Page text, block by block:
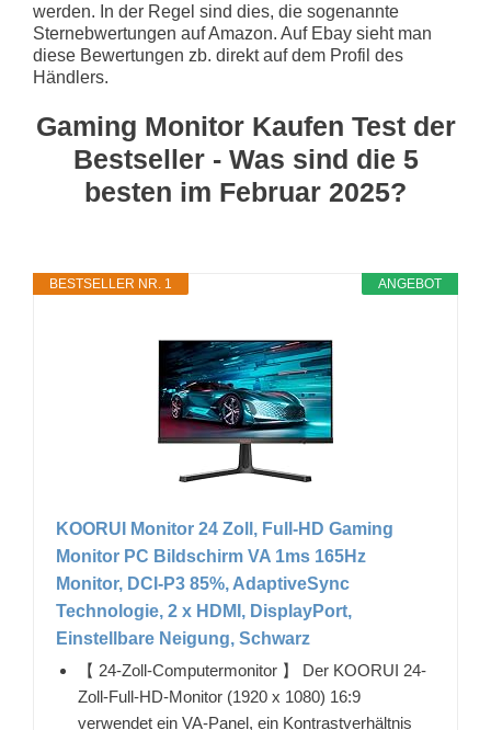
werden. In der Regel sind dies, die sogenannte
Sternebwertungen auf Amazon. Auf Ebay sieht man
diese Bewertungen zb. direkt auf dem Profil des
Händlers.
Gaming Monitor Kaufen Test der
Bestseller - Was sind die 5
besten im Februar 2025?
ANGEBOT
BESTSELLER NR. 1
KOORUI Monitor 24 Zoll, Full-HD Gaming
Monitor PC Bildschirm VA 1ms 165Hz
Monitor, DCI-P3 85%, AdaptiveSync
Technologie, 2 x HDMI, DisplayPort,
Einstellbare Neigung, Schwarz
【 24-Zoll-Computermonitor 】 Der KOORUI 24-
Zoll-Full-HD-Monitor (1920 x 1080) 16:9
verwendet ein VA-Panel, ein Kontrastverhältnis